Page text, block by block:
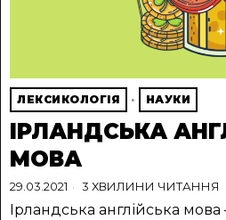
ЛЕКСИКОЛОГІЯ · НАУКИ
ІРЛАНДСЬКА
МОВА
29.03.2021 3 ХВИЛИНИ ЧИТАННЯ
Ірландська англійська